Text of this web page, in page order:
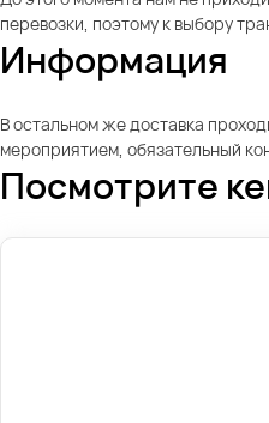
перевозки, поэтому к выбору
Информация
В остальном же доставка
мероприятием, обязательный
Посмотрите